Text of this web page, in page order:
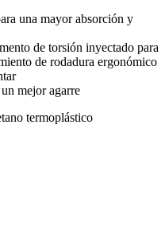
una mayor absorción y
de torsión inyectado para
de rodadura ergonómico
mejor agarre
termoplástico